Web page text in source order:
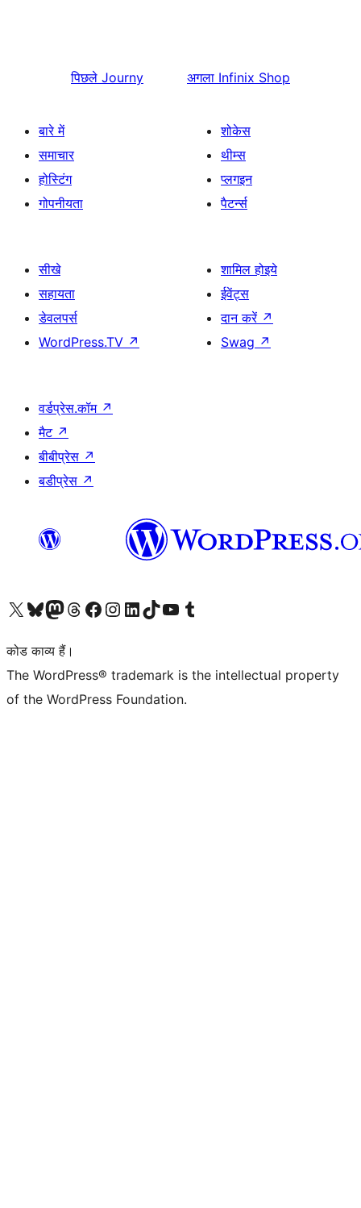
पिछले Journy अगला Infinix Shop
बारे में
समाचार
होस्टिंग
गोपनीयता
शोकेस
थीम्स
प्लगइन
पैटर्न्स
सीखे
सहायता
डेवलपर्स
WordPress.TV ↗
शामिल होइये
ईवेंट्स
दान करें ↗
Swag ↗
वर्डप्रेस.कॉम ↗
मैट ↗
बीबीप्रेस ↗
बडीप्रेस ↗
Visit our X (formerly Twitter) account
हमारे बलुस्की खाते पर जाएँVisit our Mastodon account
हमारे थ्रेड्स अकाउंट पर जाएंहमारे फेसबुक पेज पर जाएँहमारे इंस्टाग्राम अकाउंट पर जाएंहमारे लिंक्डइन खाते पर जाएँहमारे टिकटॉक खाते पर जाएँहमारे यूट्यूब चैनल पर जाएंहमारे Tumblr खाते पर जाएँ
कोड काव्य हैं।
The WordPress® trademark is the intellectual property
of the WordPress Foundation.